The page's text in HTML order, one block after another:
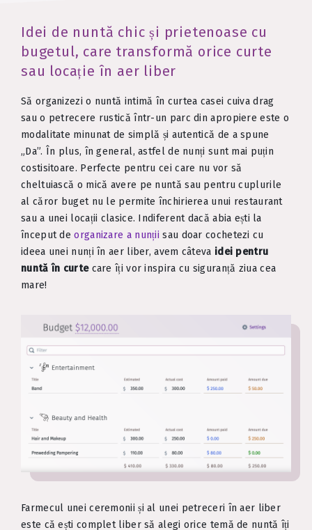
Idei de nuntă chic și prietenoase cu
bugetul, care transformă orice curte
sau locație în aer liber
Să organizezi o nuntă intimă în curtea casei cuiva drag
sau o petrecere rustică într-un parc din apropiere este o
modalitate minunat de simplă și autentică de a spune
„Da”. În plus, în general, astfel de nunți sunt mai puțin
costisitoare. Perfecte pentru cei care nu vor să
cheltuiască o mică avere pe nuntă sau pentru cuplurile
al căror buget nu le permite închirierea unui restaurant
sau a unei locații clasice. Indiferent dacă abia ești la
început deorganizare a nunții sau doar cochetezi cu
ideea unei nunți în aer liber, avem câteva idei pentru
nuntă în curtecare îți vor inspira cu siguranță ziua cea
mare!
Farmecul unei ceremonii și al unei petreceri în aer liber
este că ești complet liber să alegi orice temă de nuntă îți